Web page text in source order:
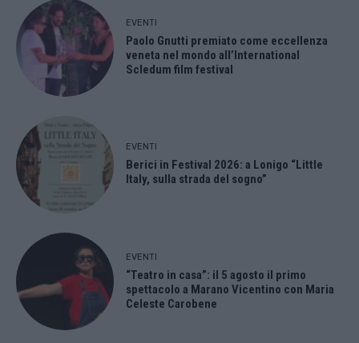
EVENTI
Paolo Gnutti premiato come eccellenza
veneta nel mondo all’International
Scledum film festival
EVENTI
Berici in Festival 2026: a Lonigo “Little
Italy, sulla strada del sogno”
EVENTI
“Teatro in casa”: il 5 agosto il primo
spettacolo a Marano Vicentino con Maria
Celeste Carobene